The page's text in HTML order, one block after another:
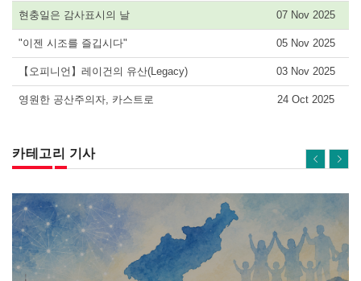
현충일은 감사표시의 날 07 Nov 2025
"이젠 시조를 즐깁시다" 05 Nov 2025
【오피니언】레이건의 유산(Legacy) 03 Nov 2025
영원한 공산주의자, 카스트로 24 Oct 2025
카테고리 기사